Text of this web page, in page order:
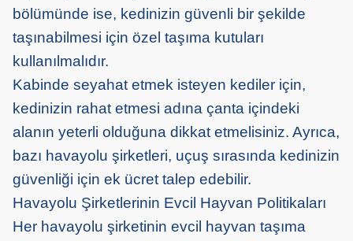
bölümünde ise, kedinizin güvenli bir şekilde
taşınabilmesi için özel taşıma kutuları
kullanılmalıdır.
Kabinde seyahat etmek isteyen kediler için,
kedinizin rahat etmesi adına çanta içindeki
alanın yeterli olduğuna dikkat etmelisiniz. Ayrıca,
bazı havayolu şirketleri, uçuş sırasında kedinizin
güvenliği için ek ücret talep edebilir.
Havayolu Şirketlerinin Evcil Hayvan Politikaları
Her havayolu şirketinin evcil hayvan taşıma